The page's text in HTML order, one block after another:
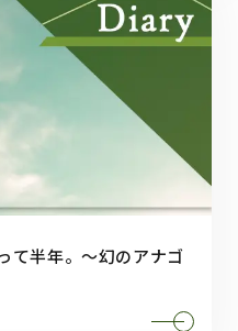
て半年。〜幻のアナゴ